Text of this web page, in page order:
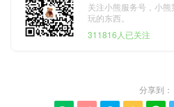
关注小熊服务号，小
玩的东西。
311816人已关注
分享到：